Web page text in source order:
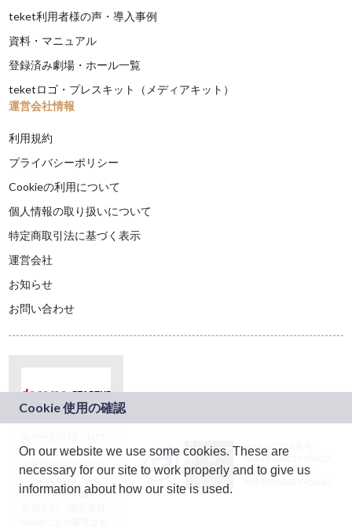
teket利用者様の声・導入事例
資料・マニュアル
登録済み劇場・ホール一覧
teketロゴ・プレスキット（メディアキット）
運営会社情報
利用規約
プライバシーポリシー
Cookieの利用について
個人情報の取り扱いについて
特定商取引法に基づく表示
運営会社
お知らせ
お問い合わせ
ドコモグループの新
規事業創出プログラ
ム「docomo
STARTUP」を通じて
JASRAC許諾番号：
9024936001Y45037
JASRAC許諾番号：
On our website we use some cookies. These are
necessary for our site to work properly and to give us
information about how our site is used.